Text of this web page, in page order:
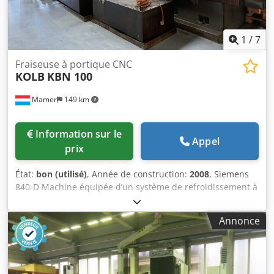
vitesse adaptable (30 000 tr/min) et de 2 palettes. Temps
de fonctionnement en mode programme : 22 347 heures.
1 /7
Mamer 149 km
Fraiseuse à portique CNC
KOLB KBN 100
prix
Appel
État: bon (utilisé), Année de construction: 2008, Siemens
840-D Machine équipée d’un système de refroidissement à
l’eau et à l’huile pour le perçage en profondeur. Perçage en
profondeur de D 80 mm x L 600 mm possible. Zones de
déplacement Déplacement de la table sur l’axe X : 4 000
mm Déplacement de la tête de perçage sur l’axe Y : 2 500
mm Course de la broche de perçage sur l’axe Z : 500 mm
Course de la traverse sur l’axe W : 1 500 mm Zone de
Annonce